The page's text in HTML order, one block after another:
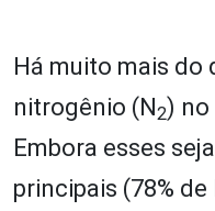
Há muito mais do
nitrogênio (N2) no
Embora esses
principais (78% de